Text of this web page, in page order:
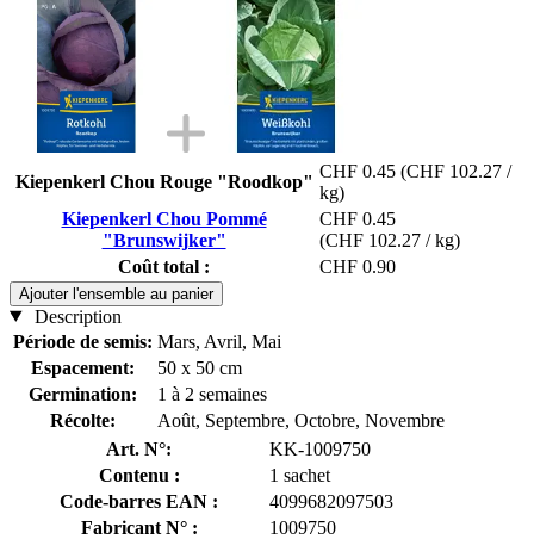
Kiepenkerl Chou Rouge "Roodkop"
CHF 0.45 (CHF 102.27 /
kg)
Kiepenkerl Chou Pommé
"Brunswijker"
CHF 0.45
(CHF 102.27 / kg)
Coût total :
CHF 0.90
Ajouter l'ensemble au panier
Description
Période de semis: Mars, Avril, Mai
Espacement:
50 x 50 cm
Germination:
1 à 2 semaines
Récolte:
Août, Septembre, Octobre, Novembre
Art. N°:
KK-1009750
Contenu :
1 sachet
Code-barres EAN :
4099682097503
Fabricant N° :
1009750